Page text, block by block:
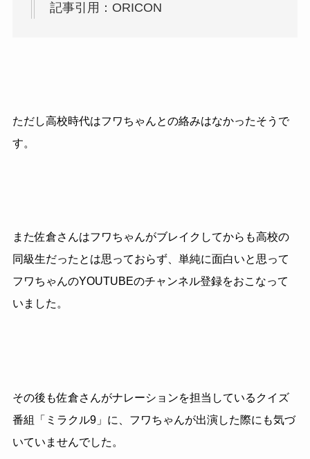
記事引用：ORICON
ただし高校時代はフワちゃんとの絡みはなかったそうで
す。
また佐倉さんはフワちゃんがブレイクしてからも高校の
同級生だったとは思っておらず、単純に面白いと思って
フワちゃんのYOUTUBEのチャンネル登録をおこなって
いました。
その後も佐倉さんがナレーションを担当しているクイズ
番組「ミラクル9」に、フワちゃんが出演した際にも気づ
いていませんでした。